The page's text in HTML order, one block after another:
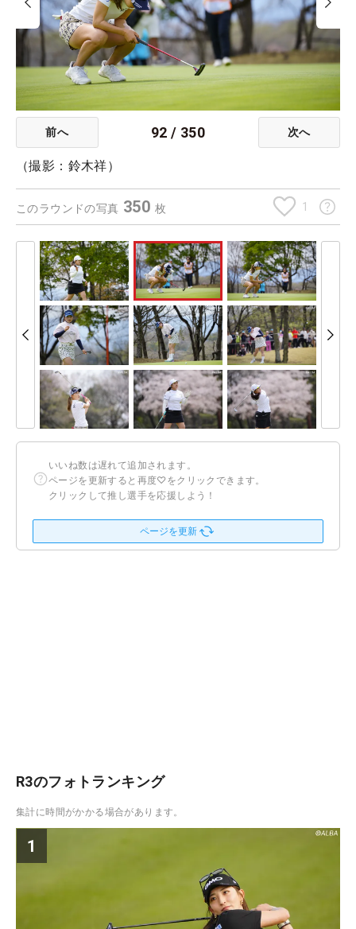
前へ 92 / 350 次へ
（撮影：鈴木祥）
このラウンドの写真 350 枚 1
いいね数は遅れて追加されます。
ページを更新すると再度♡をクリックできます。
クリックして推し選手を応援しよう！
ページを更新
R3のフォトランキング
集計に時間がかかる場合があります。
1